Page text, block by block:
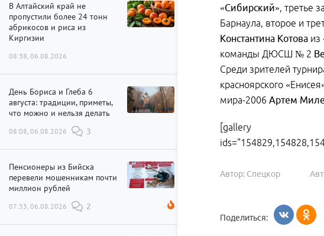
В Алтайский край не
пропустили более 24 тонн
абрикосов и риса из
Киргизии
08:38, 06.08.2026
День Бориса и Глеба 6
августа: традиции, приметы,
что можно и нельзя делать
08:08, 06.08.2026 3
Пенсионеры из Бийска
перевели мошенникам почти
миллион рублей
07:33, 06.08.2026 2
«Сибирский», третье
Барнаула, второе и
Константина Котова из
команды ДЮСШ № 2
Среди зрителей
красноярского
мира-2006 Артем
[gallery
Автор: Спецкор
Поделиться: